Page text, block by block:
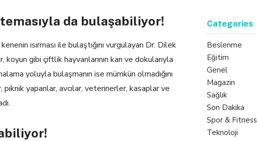
da bulaşabiliyor!
ısırması ile bulaştığını vurgulayan Dr. Dilek
koyun gibi çiftlik hayvanlarının kan ve dokularıyla
yoluyla bulaşmanın ise mümkün olmadığını
yapanlar, avcılar, veterinerler, kasaplar ve
Categories
Beslenme
Eğitim
Genel
Magazin
Sağlık
Son Dakika
Spor & Fitness
Teknoloji